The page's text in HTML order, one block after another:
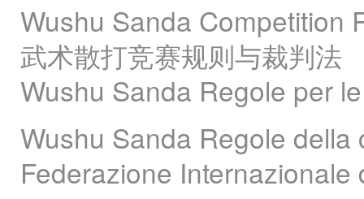
Wushu Sanda Competition
武术散打竞赛规则与裁判法
Wushu Sanda Regole per
Wushu Sanda Regole
Federazione Internazionale